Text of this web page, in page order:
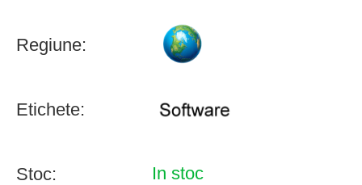
Regiune:
Etichete:
Stoc: In stoc